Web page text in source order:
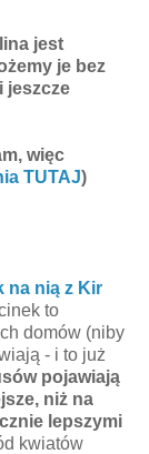
jest
je bez
jeszcze
więc
TUTAJ)
na nią z Kir
to
domów (niby
- i to już
pojawiają
niż na
lepszymi
kwiatów